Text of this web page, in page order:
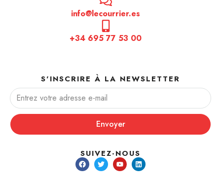
info@lecourrier.es
+34 695 77 53 00
S'INSCRIRE À LA NEWSLETTER
Envoyer
SUIVEZ-NOUS